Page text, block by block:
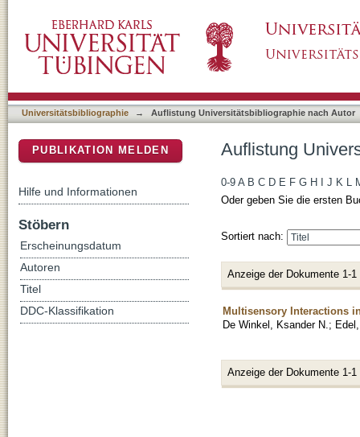
Universitätsbibliographie → Auflistung Universitätsbibliographie nach Autor
Auflistung
0-9 A B C D E F G H J K L
Oder geben Sie die ersten
Sortiert nach:
Anzeige der Dokumente 1-1
Multisensory Interactions
De Winkel, Ksander N. ;
Anzeige der Dokumente 1-1
PUBLIKATION MELDEN
Hilfe und Informationen
Stöbern
Erscheinungsdatum
Autoren
Titel
DDC-Klassifikation